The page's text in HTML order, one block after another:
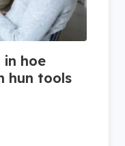
in hoe
hun tools